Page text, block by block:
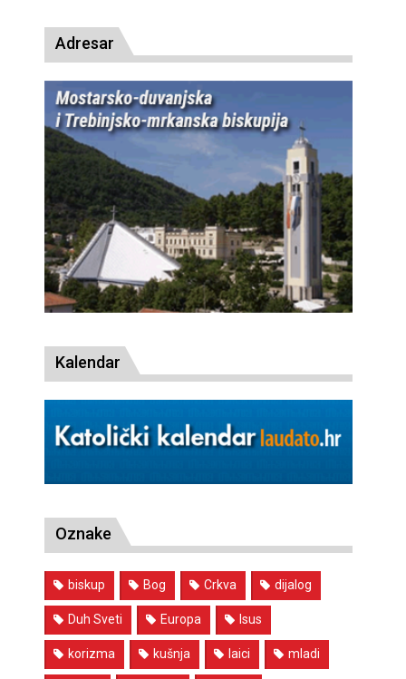
Adresar
Kalendar
Oznake
biskup Bog Crkva dijalog
Duh Sveti Europa Isus
korizma kušnja laici mladi